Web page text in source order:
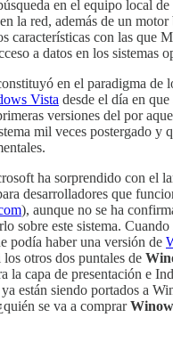
en el equipo local
la red, además de un motor
características con las que
a datos en los sistemas
en el paradigma de
Vista desde el día en que
versiones del por
mil veces postergado y
ha sorprendido con el
desarrolladores que
), aunque no se ha
sobre este sistema. Cuando
podía haber una versión de
otros dos puntales de
la capa de presentación e
están siendo portados a
se va a comprar